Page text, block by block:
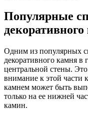
Популярные
Одним из популярных
декоративного камня в
центральной стены.
внимание к этой части
камнем может быть
только на ее нижней
камин.